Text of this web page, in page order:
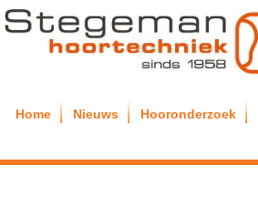
Home Nieuws Hooronderzoek